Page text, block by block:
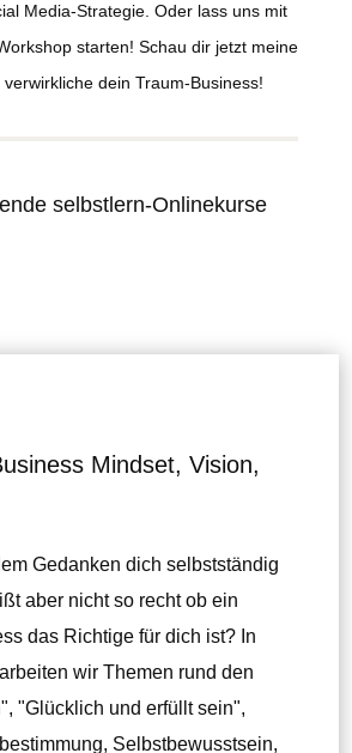
Media-Strategie. Oder lass uns mit
starten! Schau dir jetzt meine
dein Traum-Business!
selbstlern-Onlinekurse
Mindset, Vision,
Gedanken dich selbstständig
aber nicht so recht ob ein
das Richtige für dich ist? In
wir Themen rund den
"Glücklich und erfüllt sein",
Selbstbewusstsein,